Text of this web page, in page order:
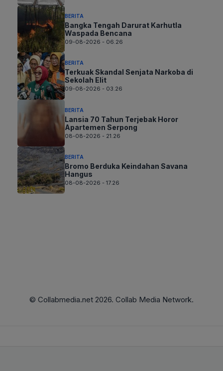
BERITA
Bangka Tengah Darurat Karhutla
Waspada Bencana
09-08-2026 - 06.26
BERITA
Terkuak Skandal Senjata Narkoba di
Sekolah Elit
09-08-2026 - 03.26
BERITA
Lansia 70 Tahun Terjebak Horor
Apartemen Serpong
08-08-2026 - 21.26
BERITA
Bromo Berduka Keindahan Savana
Hangus
08-08-2026 - 17.26
© Collabmedia.net 2026. Collab Media Network.